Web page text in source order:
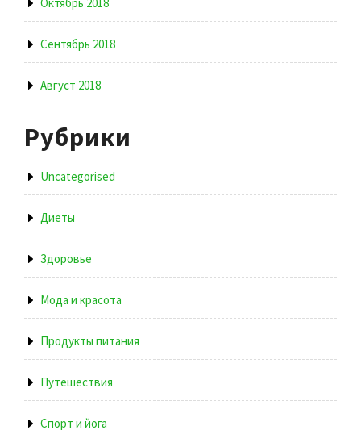
Сентябрь 2018
Август 2018
Рубрики
Uncategorised
Диеты
Здоровье
Мода и красота
Продукты питания
Путешествия
Спорт и йога